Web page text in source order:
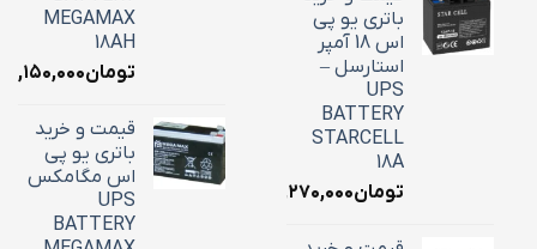
باتری یو پی
اس 18 آمپر
استارسل –
UPS
BATTERY
STARCELL
18A
تومان۶,۲۷۰,۰۰۰
MEGAMAX
18AH
تومان۷,۱۵۰,۰۰۰
قیمت و خرید
باتری یو پی
اس مگامکس
UPS
BATTERY